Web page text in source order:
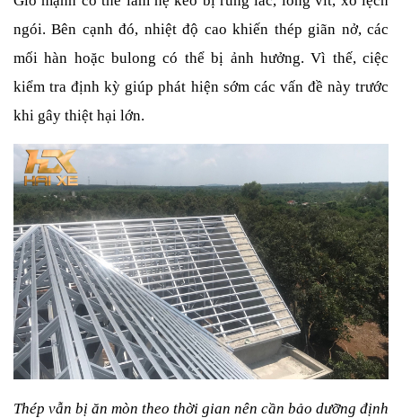
ngói. Bên cạnh đó, nhiệt độ cao khiến thép giãn nở, các
mối hàn hoặc bulong có thể bị ảnh hưởng. Vì thế, ciệc
kiểm tra định kỳ giúp phát hiện sớm các vấn đề này trước
khi gây thiệt hại lớn.
Thép vẫn bị ăn mòn theo thời gian nên cần bảo dưỡng định